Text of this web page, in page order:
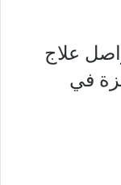
علاج
في